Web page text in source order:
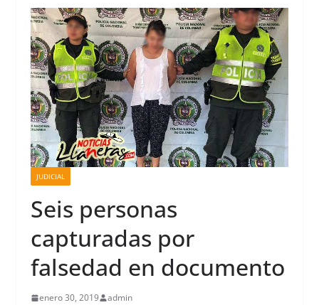
JUDICIAL
Seis personas
capturadas por
falsedad en documento
enero 30, 2019 admin